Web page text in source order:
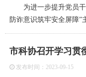
为进一步提升党员干
防诈意识筑牢安全屏障”
市科协召开学习贯
发布时间：2023-09-15